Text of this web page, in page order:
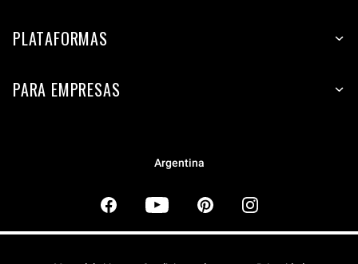
PLATAFORMAS
PARA EMPRESAS
Argentina